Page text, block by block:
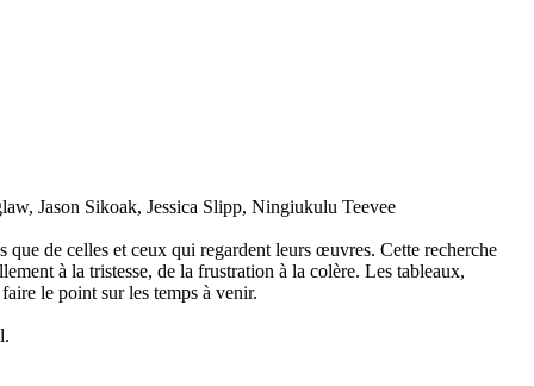
Jason Sikoak, Jessica Slipp, Ningiukulu Teevee
de celles et ceux qui regardent leurs œuvres. Cette recherche
à la tristesse, de la frustration à la colère. Les tableaux,
le point sur les temps à venir.